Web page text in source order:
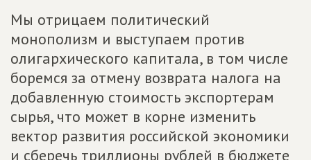
Мы отрицаем политический
монополизм и выступаем против
олигархического капитала, в том числе
боремся за отмену возврата налога на
добавленную стоимость экспортерам
сырья, что может в корне изменить
вектор развития российской экономики
и сберечь триллионы рублей в бюджете